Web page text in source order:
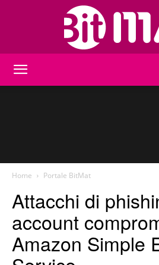
Home Portale BitMat
Attacchi di
account
Amazon Simple